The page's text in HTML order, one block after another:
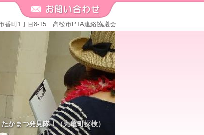
番町1丁目8-15 高松市PTA連絡協議会
たかまつ発見隊！（丸亀町探検）